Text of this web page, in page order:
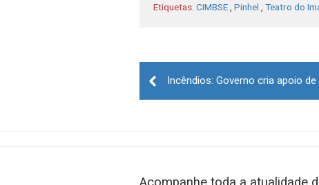
Etiquetas: CIMBSE Pinhel Teatro do
navigation